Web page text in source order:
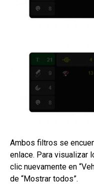
Ambos filtros se
enlace. Para visualizar
clic nuevamente en
de “Mostrar todos”.